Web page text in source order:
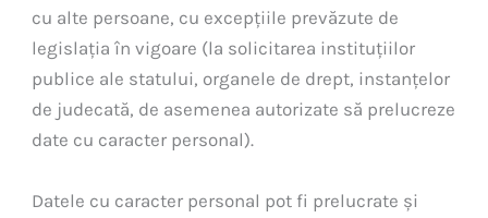
cu alte persoane, cu excepțiile prevăzute de
legislația în vigoare (la solicitarea instituțiilor
publice ale statului, organele de drept, instanțelor
de judecată, de asemenea autorizate să prelucreze
date cu caracter personal).
Datele cu caracter personal pot fi prelucrate și